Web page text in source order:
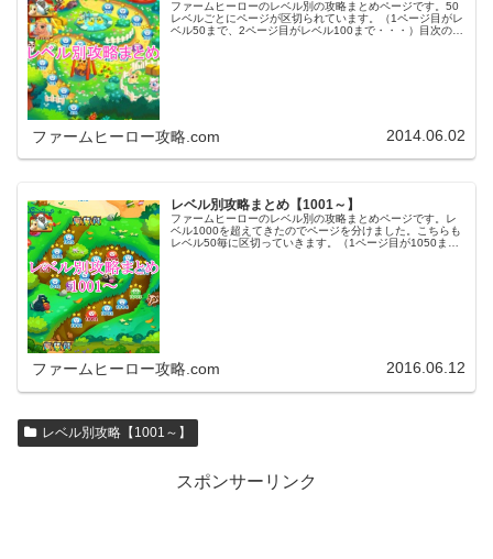
ファームヒーローのレベル別の攻略まとめページです。50
レベルごとにページが区切られています。（1ページ目がレ
ベル50まで、2ページ目がレベル100まで・・・）目次のリ
ファームヒーロー攻略.com 2014.06.02
レベル別攻略まとめ【1001～】
ファームヒーローのレベル別の攻略まとめページです。レ
ベル1000を超えてきたのでページを分けました。こちらも
レベル50毎に区切っていきます。（1ページ目が1050ま
ファームヒーロー攻略.com 2016.06.12
レベル別攻略【1001～】
スポンサーリンク